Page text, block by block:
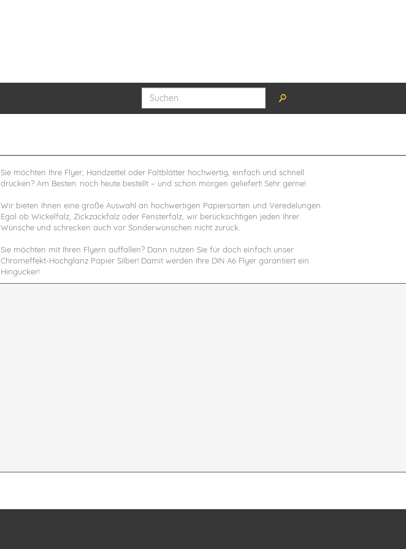
Sie möchten Ihre Flyer, Handzettel oder Faltblätter hochwertig, einfach und schnell
drucken? Am Besten: noch heute bestellt – und schon morgen geliefert! Sehr gerne!
Wir bieten Ihnen eine große Auswahl an hochwertigen Papiersorten und Veredelungen.
Egal ob Wickelfalz, Zickzackfalz oder Fensterfalz, wir berücksichtigen jeden Ihrer
Wünsche und schrecken auch vor Sonderwünschen nicht zurück.
Sie möchten mit Ihren Flyern auffallen? Dann nutzen Sie für doch einfach unser
Chromeffekt-Hochglanz Papier Silber! Damit werden Ihre DIN A6 Flyer garantiert ein
Hingucker!